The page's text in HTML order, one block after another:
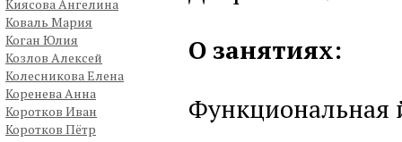
Киясова Ангелина
Коваль Мария
Коган Юлия
Козлов Алексей
Колесникова Елена
Коренева Анна
Коротков Иван
Коротков Пётр
О занятиях:
Функциональная